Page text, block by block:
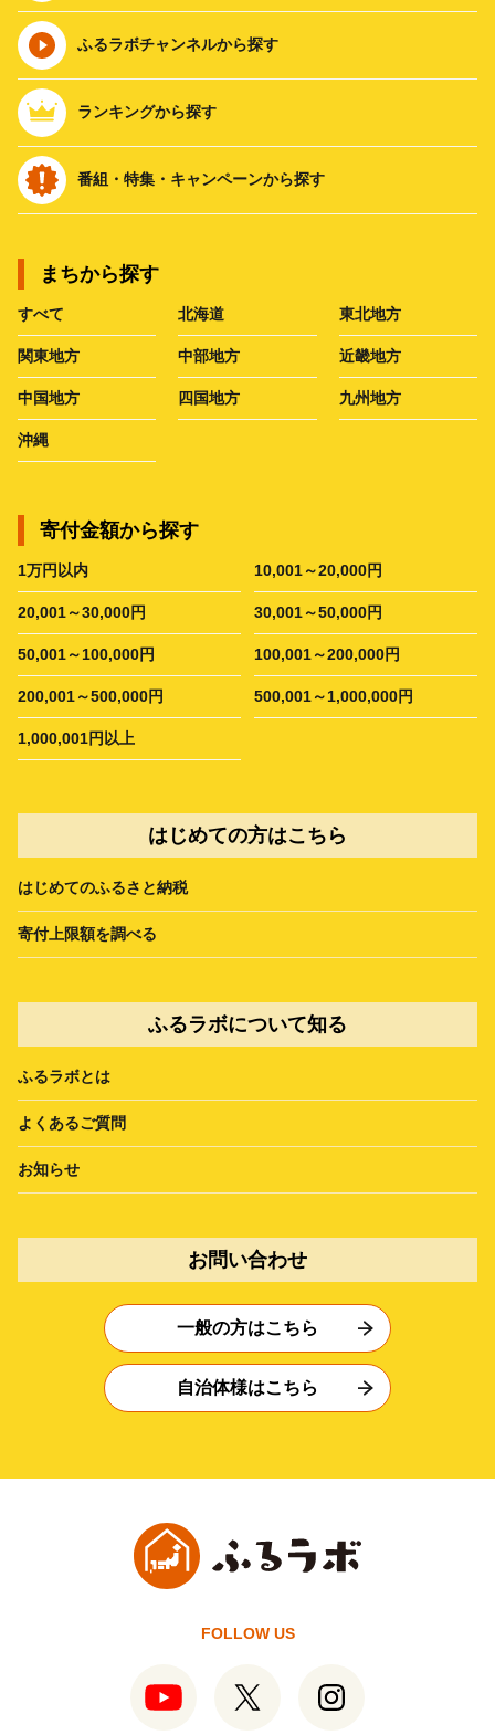
ふるラボチャンネルから探す
ランキングから探す
番組・特集・キャンペーンから探す
まちから探す
すべて 北海道 東北地方
関東地方 中部地方 近畿地方
中国地方 四国地方 九州地方
沖縄
寄付金額から探す
1万円以内 10,001～20,000円
20,001～30,000円 30,001～50,000円
50,001～100,000円 100,001～200,000円
200,001～500,000円 500,001～1,000,000円
1,000,001円以上
はじめての方はこちら
はじめてのふるさと納税
寄付上限額を調べる
ふるラボについて知る
ふるラボとは
よくあるご質問
お知らせ
お問い合わせ
一般の方はこちら
自治体様はこちら
FOLLOW US